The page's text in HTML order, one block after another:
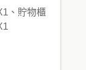
、貯物櫃